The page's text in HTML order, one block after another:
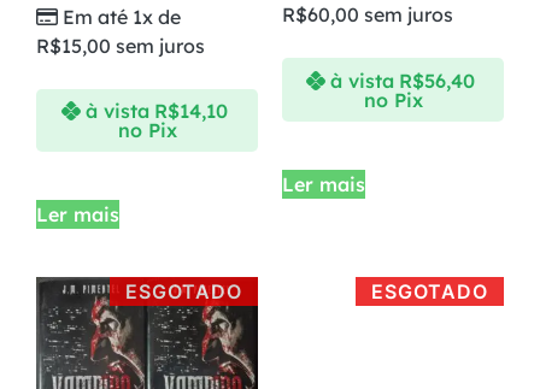
Em até 1x de
R$15,00 sem juros
à vista R$14,10
no Pix
Ler mais
R$60,00 sem juros
à vista R$56,40
no Pix
Ler mais
ESGOTADO ESGOTADO